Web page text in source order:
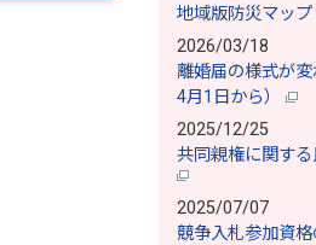
地域版防災マップ
2026/03/18
離婚届の様式が
4月1日から）
2025/12/25
共同親権に関す
2025/07/07
競争入札参加資